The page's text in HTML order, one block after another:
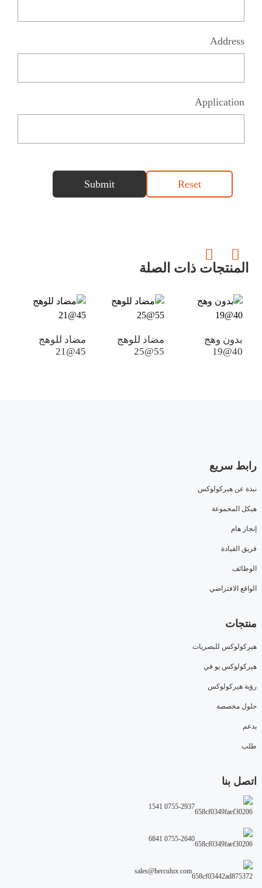
Address
Application
Reset
Submit
المنتجات ذات الصلة
بدون وهج
40@19
مضاد للوهج
55@25
مضاد للوهج
45@21
رابط سريع
نبذة عن هيركولوكس
هيكل المجموعة
إنجاز هام
فريق القيادة
الوظائف
الواقع الافتراضي
منتجات
هيركولوكس للبصريات
هيركولوكس يو في
رؤية هيركولوكس
حلول مخصصة
يدعم
طلب
اتصل بنا
0755-2937 1541
0755-2640 6841
sales@herculux.com